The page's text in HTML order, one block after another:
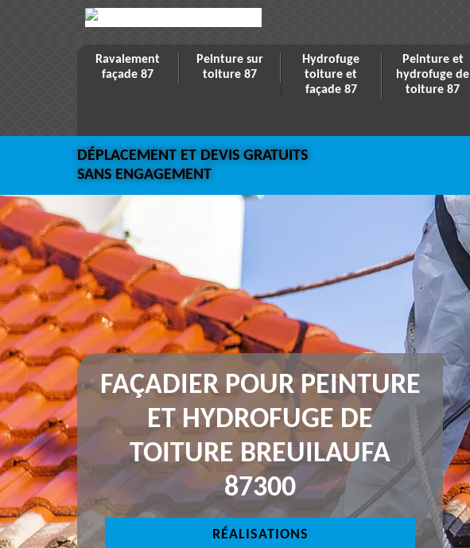
Ravalement
façade 87
Peinture sur
toiture 87
Hydrofuge
toiture et
façade 87
Peinture et
hydrofuge de
toiture 87
DÉPLACEMENT ET DEVIS GRATUITS
SANS ENGAGEMENT
FAÇADIER POUR PEINTURE
ET HYDROFUGE DE
TOITURE BREUILAUFA
87300
RÉALISATIONS